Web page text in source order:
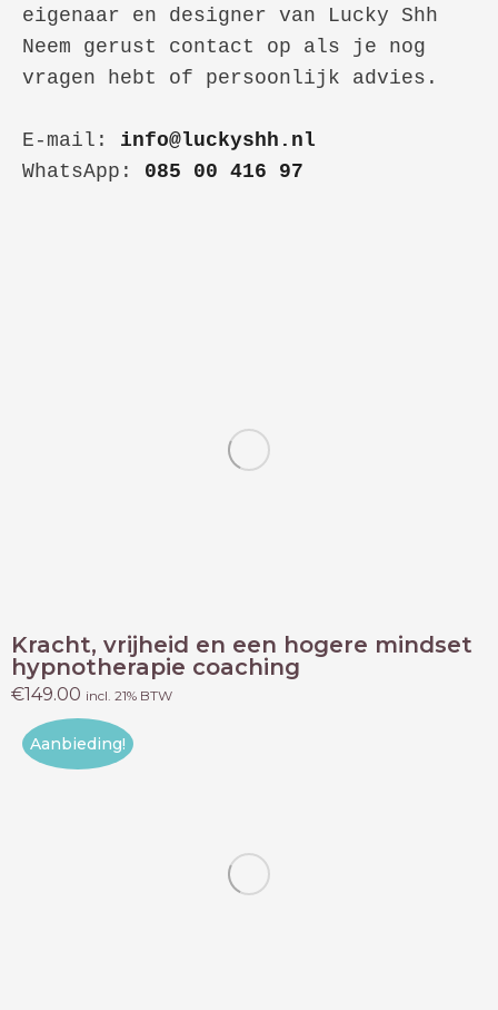
eigenaar en designer van Lucky Shh
Neem gerust contact op als je nog
vragen hebt of persoonlijk advies.
E-mail: info@luckyshh.nl
WhatsApp: 085 00 416 97
Kracht, vrijheid en een hogere mindset
hypnotherapie coaching
€149.00 incl. 21% BTW
Aanbieding!